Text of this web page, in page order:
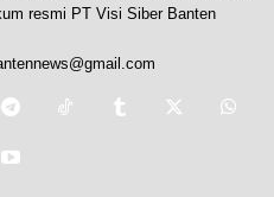
resmi PT Visi Siber Banten